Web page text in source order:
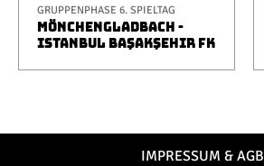
GRUPPENPHASE 6. SPIELTAG
MÖNCHENGLADBACH -
ISTANBUL BAŞAKŞEHIR FK
IMPRESSUM & AGB